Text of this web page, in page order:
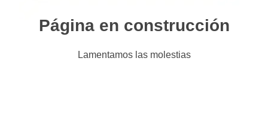
Página en construcción
Lamentamos las molestias